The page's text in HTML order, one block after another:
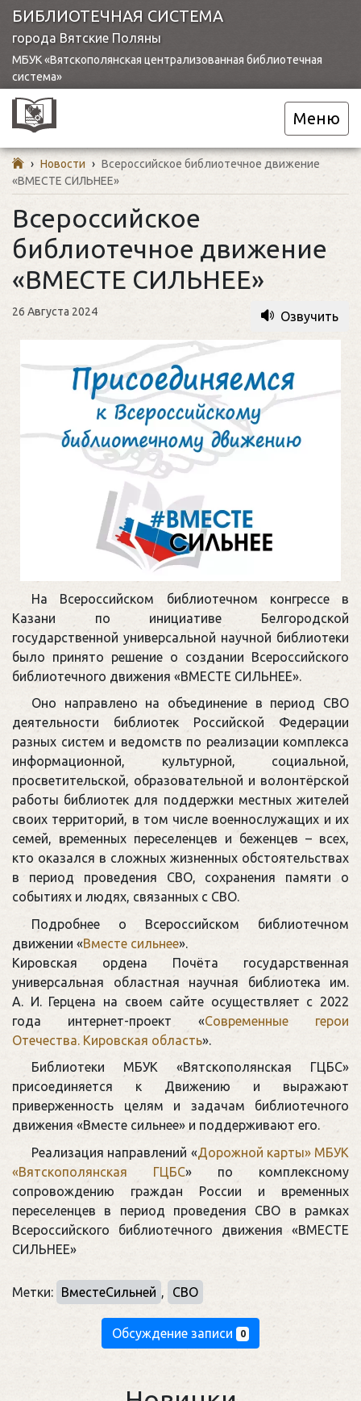
БИБЛИОТЕЧНАЯ СИСТЕМА
города Вятские Поляны
МБУК «Вятскополянская централизованная библиотечная
система»
Меню
› Новости › Всероссийское библиотечное движение
«ВМЕСТЕ СИЛЬНЕЕ»
Всероссийское
библиотечное движение
«ВМЕСТЕ СИЛЬНЕЕ»
26 Августа 2024 Озвучить
На Всероссийском библиотечном конгрессе в
Казани по инициативе Белгородской
государственной универсальной научной библиотеки
было принято решение о создании Всероссийского
библиотечного движения «ВМЕСТЕ СИЛЬНЕЕ».
Оно направлено на объединение в период СВО
деятельности библиотек Российской Федерации
разных систем и ведомств по реализации комплекса
информационной, культурной, социальной,
просветительской, образовательной и волонтёрской
работы библиотек для поддержки местных жителей
своих территорий, в том числе военнослужащих и их
семей, временных переселенцев и беженцев – всех,
кто оказался в сложных жизненных обстоятельствах
в период проведения СВО, сохранения памяти о
событиях и людях, связанных с СВО.
Подробнее о Всероссийском библиотечном
движении «Вместе сильнее».
Кировская ордена Почёта государственная
универсальная областная научная библиотека им.
А. И. Герцена на своем сайте осуществляет с 2022
года интернет-проект «Современные герои
Отечества. Кировская область».
Библиотеки МБУК «Вятскополянская ГЦБС»
присоединяется к Движению и выражают
приверженность целям и задачам библиотечного
движения «Вместе сильнее» и поддерживают его.
Реализация направлений «Дорожной карты» МБУК
«Вятскополянская ГЦБС» по комплексному
сопровождению граждан России и временных
переселенцев в период проведения СВО в рамках
Всероссийского библиотечного движения «ВМЕСТЕ
СИЛЬНЕЕ»
Метки: ВместеСильней , СВО
Обсуждение записи 0